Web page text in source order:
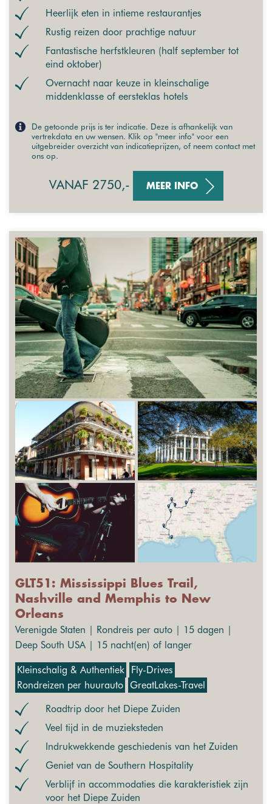
Heerlijk eten in intieme restaurantjes
Rustig reizen door prachtige natuur
Fantastische herfstkleuren (half september tot
eind oktober)
Overnacht naar keuze in kleinschalige
middenklasse of eersteklas hotels
De getoonde prijs is ter indicatie. Deze is afhankelijk van
vertrekdata en uw wensen. Klik op "meer info" voor een
uitgebreider overzicht van indicatieprijzen, of neem contact met
ons op.
VANAF 2750,- MEER INFO
GLT51: Mississippi Blues Trail,
Nashville and Memphis to New
Orleans
Verenigde Staten | Rondreis per auto | 15 dagen |
Deep South USA | 15 nacht(en) of langer
Kleinschalig & Authentiek
Fly-Drives
Rondreizen per huurauto GreatLakes-Travel
Roadtrip door het Diepe Zuiden
Veel tijd in de muzieksteden
Indrukwekkende geschiedenis van het Zuiden
Geniet van de Southern Hospitality
Verblijf in accommodaties die karakteristiek zijn
voor het Diepe Zuiden